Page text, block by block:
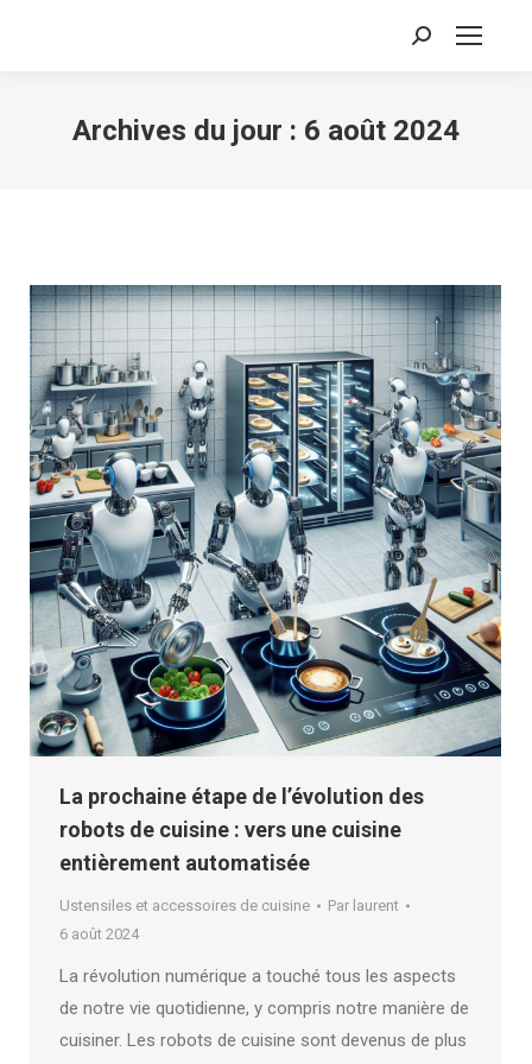
Recherche
Archives du jour : 6 août 2024
La prochaine étape de l’évolution des
robots de cuisine : vers une cuisine
entièrement automatisée
Ustensiles et accessoires de cuisine Par laurent
6 août 2024
La révolution numérique a touché tous les aspects
de notre vie quotidienne, y compris notre manière de
cuisiner. Les robots de cuisine sont devenus de plus